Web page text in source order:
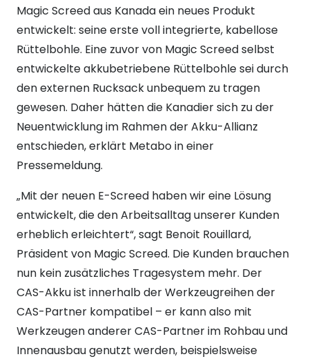
Magic Screed aus Kanada ein neues Produkt
entwickelt: seine erste voll integrierte, kabellose
Rüttelbohle. Eine zuvor von Magic Screed selbst
entwickelte akkubetriebene Rüttelbohle sei durch
den externen Rucksack unbequem zu tragen
gewesen. Daher hätten die Kanadier sich zu der
Neuentwicklung im Rahmen der Akku-Allianz
entschieden, erklärt Metabo in einer
Pressemeldung.
„Mit der neuen E-Screed haben wir eine Lösung
entwickelt, die den Arbeitsalltag unserer Kunden
erheblich erleichtert“, sagt Benoit Rouillard,
Präsident von Magic Screed. Die Kunden brauchen
nun kein zusätzliches Tragesystem mehr. Der
CAS-Akku ist innerhalb der Werkzeugreihen der
CAS-Partner kompatibel – er kann also mit
Werkzeugen anderer CAS-Partner im Rohbau und
Innenausbau genutzt werden, beispielsweise